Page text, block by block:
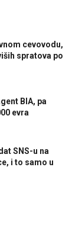
cevovodu,
spratova po
BIA, pa
evra
SNS-u na
i to samo u